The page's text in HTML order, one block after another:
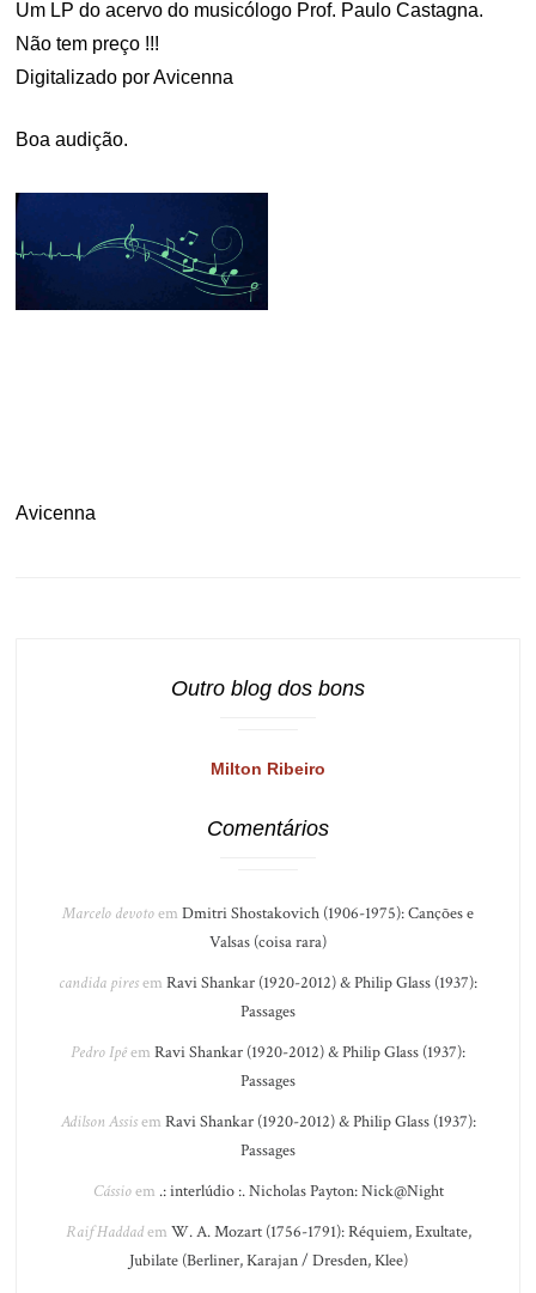
Um LP do acervo do musicólogo Prof. Paulo Castagna.
Não tem preço !!!
Digitalizado por Avicenna
Boa audição.
Avicenna
Outro blog dos bons
Milton Ribeiro
Comentários
Marcelo devotoem Dmitri Shostakovich (1906-1975): Canções e
Valsas (coisa rara)
candida piresem Ravi Shankar (1920-2012) & Philip Glass (1937):
Passages
Pedro Ipêem Ravi Shankar (1920-2012) & Philip Glass (1937):
Passages
Adilson Assisem Ravi Shankar (1920-2012) & Philip Glass (1937):
Passages
Cássioem .: interlúdio :. Nicholas Payton: Nick@Night
Raif Haddadem W. A. Mozart (1756-1791): Réquiem, Exultate,
Jubilate (Berliner, Karajan / Dresden, Klee)